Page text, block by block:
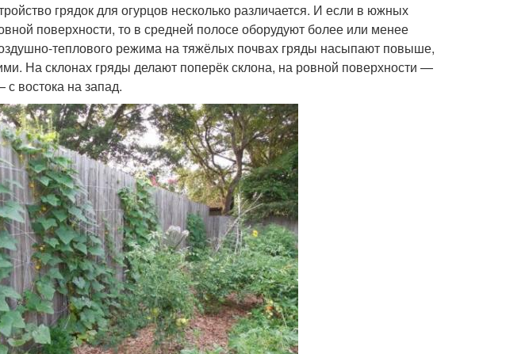
грядок для огурцов несколько различается. И если в южных
поверхности, то в средней полосе оборудуют более или менее
теплового режима на тяжёлых почвах гряды насыпают повыше,
На склонах гряды делают поперёк склона, на ровной поверхности —
востока на запад.